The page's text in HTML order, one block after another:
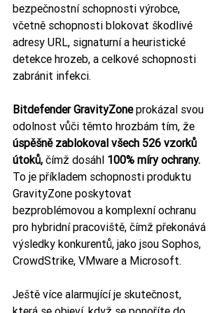
bezpečnostní schopnosti výrobce,
včetně schopnosti blokovat škodlivé
adresy URL, signaturní a heuristické
detekce hrozeb, a celkové schopnosti
zabránit infekci.
Bitdefender GravityZone prokázal svou
odolnost vůči těmto hrozbám tím, že
úspěšně zablokoval všech 526 vzorků
útoků, čímž dosáhl 100% míry ochrany.
To je příkladem schopnosti produktu
GravityZone poskytovat
bezproblémovou a komplexní ochranu
pro hybridní pracoviště, čímž překonává
výsledky konkurentů, jako jsou Sophos,
CrowdStrike, VMware a Microsoft.
Ještě více alarmující je skutečnost,